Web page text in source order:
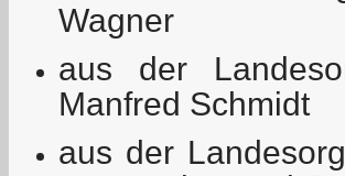
Wagner
aus der
Manfred Schmidt
aus der